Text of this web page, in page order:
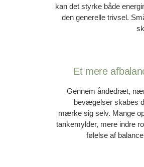
kan det styrke både
den generelle trivsel.
Et mere
Gennem åndedræt,
bevægelser skabes
mærke sig selv. Mange
tankemylder, mere indre
følelse af